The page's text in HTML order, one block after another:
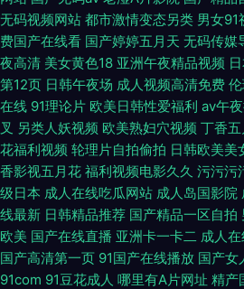
无码视频网站 都市激情变态另类 男女91
费国产在线看 国产婷婷五月天 无码传媒
夜高清 美女黄色18 亚洲午夜精品视频
第12页 日韩午夜场 成人视频高清免费
在线 91理论片 欧美日韩性爱福利 av午
叉 另类人妖视频 欧美熟妇穴视频 丁香
花福利视频 轮理片自拍偷拍 日韩欧美美
香影视五月花 福利视频电影久久 污污污
级日本 成人在线吃瓜网站 成人岛国影院
线最新 日韩精品推荐 国产精品一区自拍
欧美 国产在线直播 亚洲卡一卡二 成人
国产高清第一页 91国产在线播放 国产女
91com 91豆花成人 哪里有A片网址 精产